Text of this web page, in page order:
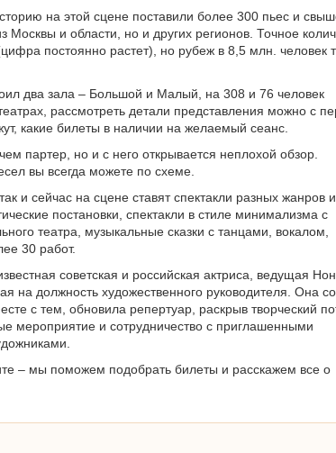
на этой сцене поставили более 300 пьес и
Москвы и области, но и других регионов. Точное
постоянно растет), но рубеж в 8,5 млн. человек
два зала – Большой и Малый, на 308 и 76 человек
рассмотреть детали представления можно с
какие билеты в наличии на желаемый сеанс.
партер, но и с него открывается неплохой обзор.
вы всегда можете по схеме.
и сейчас на сцене ставят спектакли разных жанров
постановки, спектакли в стиле минимализма с
театра, музыкальные сказки с танцами, вокалом,
30 работ.
советская и российская актриса, ведущая
на должность художественного руководителя. Она
с тем, обновила репертуар, раскрыв творческий
мероприятие и сотрудничество с приглашенными
– мы поможем подобрать билеты и расскажем все о